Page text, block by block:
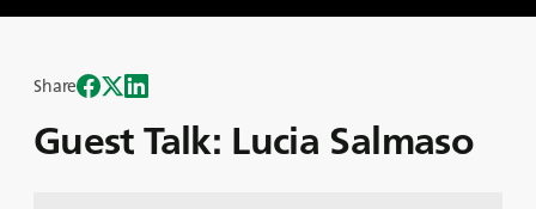
Guest Talk: Lucia Salmaso
Share